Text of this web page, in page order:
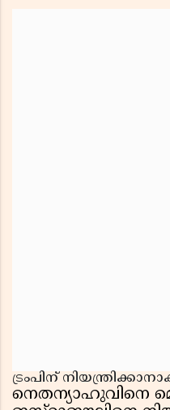
ട്രംപിന്
നെതന്യാഹുവിനെ